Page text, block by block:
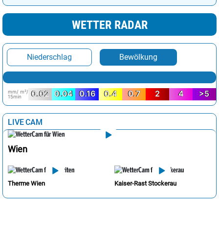
WETTER RADAR
Niederschlag Bewölkung
mm/ m²/
15min
0.02 0.04 0.16 0.4 0.7 2 4 >5
LIVE CAM
Wien
Therme Wien Kaiser-Rast Stockerau